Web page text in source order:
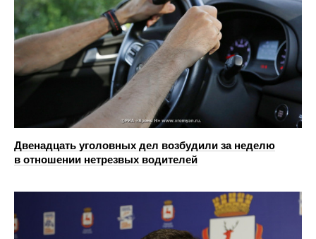
Двенадцать уголовных дел возбудили за неделю
в отношении нетрезвых водителей